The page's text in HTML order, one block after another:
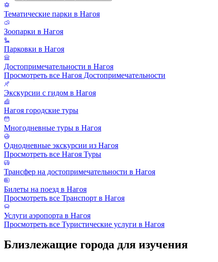
Тематические парки в Нагоя
Зоопарки в Нагоя
Парковки в Нагоя
Достопримечательности в Нагоя
Просмотреть все Нагоя Достопримечательности
Экскурсии с гидом в Нагоя
Нагоя городские туры
Многодневные туры в Нагоя
Однодневные экскурсии из Нагоя
Просмотреть все Нагоя Туры
Трансфер на достопримечательности в Нагоя
Билеты на поезд в Нагоя
Просмотреть все Транспорт в Нагоя
Услуги аэропорта в Нагоя
Просмотреть все Туристические услуги в Нагоя
Близлежащие города для изучения